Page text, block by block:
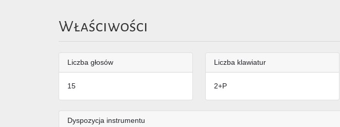
Właściwości
Liczba głosów
15
Liczba klawiatur
2+P
Dyspozycja instrumentu